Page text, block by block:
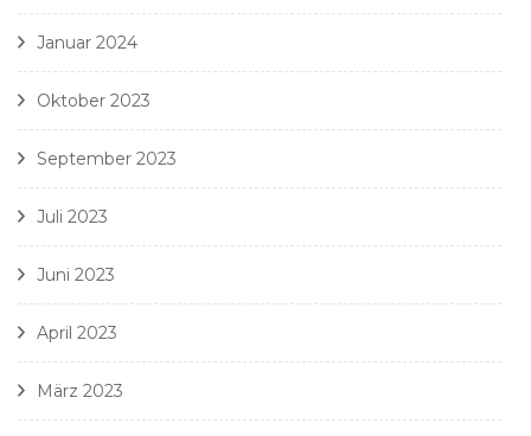
Januar 2024
Oktober 2023
September 2023
Juli 2023
Juni 2023
April 2023
März 2023